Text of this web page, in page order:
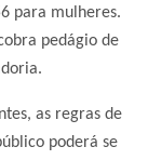
para mulheres.
pedágio de
as regras de
poderá se